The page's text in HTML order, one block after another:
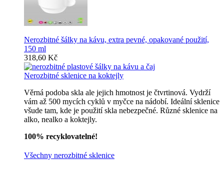
Nerozbitné šálky na kávu, extra pevné, opakované použití,
150 ml
318,60 Kč
Nerozbitné sklenice na koktejly
Věrná podoba skla ale jejich hmotnost je čtvrtinová. Vydrží
vám až 500 mycích cyklů v myčce na nádobí. Ideální sklenice
všude tam, kde je použití skla nebezpečné. Různé sklenice na
alko, nealko a koktejly.
100% recyklovatelné!
Všechny nerozbitné sklenice